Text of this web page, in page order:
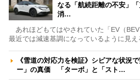
なる「航続距離の不安」
消…
あれほどもてはやされていた「EV（BEV
最近では減速基調になっているように見え
《雪道の対応力を検証》シビアな状況
ー」の真価 「ターボ」と「スト…